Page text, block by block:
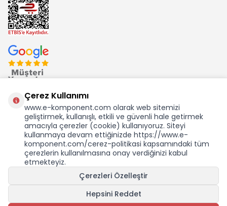
Ekom Elk. Elektronik San. ve Tic. A.Ş.'nin Tescilli Bir Markasıdır
Çerez Kullanımı
www.e-komponent.com olarak web sitemizi
geliştirmek, kullanışlı, etkili ve güvenli hale getirmek
amacıyla çerezler (cookie) kullanıyoruz. Siteyi
kullanmaya devam ettiğinizde https://www.e-
komponent.com/cerez-politikasi kapsamındaki tüm
çerezlerin kullanılmasına onay verdiğinizi kabul
etmekteyiz.
Çerezleri Özelleştir
Hepsini Reddet